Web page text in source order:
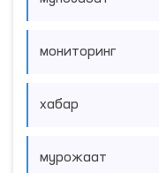
мониторинг
хабар
мурожаат